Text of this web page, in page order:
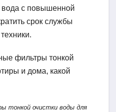
вода с повышенной
срок службы
тонкой очистки воды для